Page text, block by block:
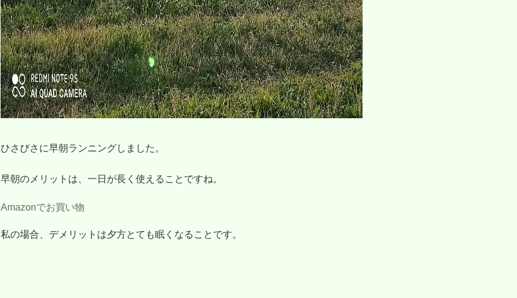
ひさびさに早朝ランニングしました。
早朝のメリットは、一日が長く使えることですね。
Amazonでお買い物
私の場合、デメリットは夕方とても眠くなることです。